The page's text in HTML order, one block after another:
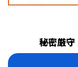
秘密厳守